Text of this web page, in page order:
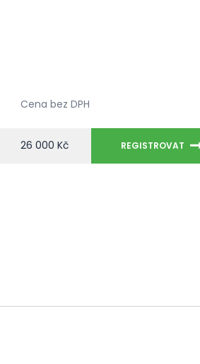
Cena bez DPH
26 000 Kč REGISTROVAT